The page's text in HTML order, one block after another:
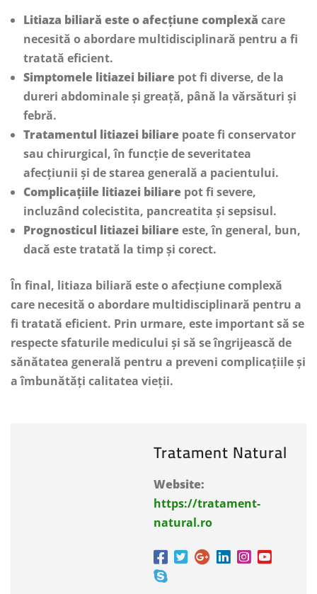
Litiaza biliară este o afecțiune complexă care
necesită o abordare multidisciplinară pentru a fi
tratată eficient.
Simptomele litiazei biliare pot fi diverse, de la
dureri abdominale și greață, până la vărsături și
febră.
Tratamentul litiazei biliare poate fi conservator
sau chirurgical, în funcție de severitatea
afecțiunii și de starea generală a pacientului.
Complicațiile litiazei biliare pot fi severe,
incluzând colecistita, pancreatita și sepsisul.
Prognosticul litiazei biliareeste, în general, bun,
dacă este tratată la timp și corect.
În final, litiaza biliară este o afecțiune complexă
care necesită o abordare multidisciplinară pentru a
fi tratată eficient. Prin urmare, este important să se
respecte sfaturile medicului și să se îngrijească de
sănătatea generală pentru a preveni complicațiile și
a îmbunătăți calitatea vieții.
Tratament Natural
Website:
https://tratament-
natural.ro